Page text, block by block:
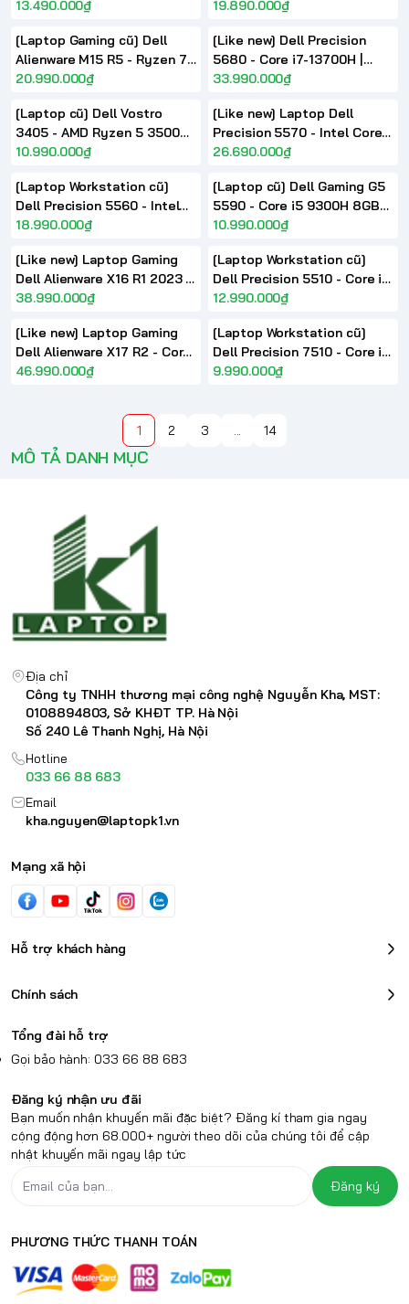
Iris Xe Graphics 13.3inch 2K
13.490.000₫
i7 12700H RTX3060 16 inch
19.890.000₫
[Laptop Gaming cũ] Dell
Alienware M15 R5 - Ryzen 7
5800H RTX3050Ti 15.6 inch
20.990.000₫
[Like new] Dell Precision
5680 - Core i7-13700H |
RAM 32GB | RTX A1000 6GB|
33.990.000₫
[Laptop cũ] Dell Vostro
3405 - AMD Ryzen 5 3500U
14 inch FHD IPS
10.990.000₫
[Like new] Laptop Dell
Precision 5570 - Intel Core
i7-12800H | RAM 32GB | RTX
26.690.000₫
[Laptop Workstation cũ]
Dell Precision 5560 - Intel
Core i7 i9 Xeon | Quadro
18.990.000₫
[Laptop cũ] Dell Gaming G5
5590 - Core i5 9300H 8GB
SSD 128GB + HDD 1TB
FHD
10.990.000₫
[Like new] Laptop Gaming
Dell Alienware X16 R1 2023 -
Core i7 13700H RTX 4070
38.990.000₫
[Laptop Workstation cũ]
Dell Precision 5510 - Core i7
6820HQ/ Xeon Nvidia
sRGB
12.990.000₫
[Like new] Laptop Gaming
Dell Alienware X17 R2 - Core
i9 12900H RTX 3080
46.990.000₫
[Laptop Workstation cũ]
Dell Precision 7510 - Core i7
6820HQ Quadro M1000M
9.990.000₫
1 2 3 ... 14
MÔ TẢ DANH MỤC
Địa chỉ
Công ty TNHH thương mại công nghệ Nguyễn Kha, MST:
0108894803, Sở KHĐT TP. Hà Nội
Số 240 Lê Thanh Nghị, Hà Nội
Hotline
033 66 88 683
Email
kha.nguyen@laptopk1.vn
Mạng xã hội
Hỗ trợ khách hàng
Chính sách
Tổng đài hỗ trợ
Gọi bảo hành: 033 66 88 683
Đăng ký nhận ưu đãi
Bạn muốn nhận khuyến mãi đặc biệt? Đăng kí tham gia ngay
cộng động hơn 68.000+ người theo dõi của chúng tôi để cập
nhật khuyến mãi ngay lập tức
Đăng ký
PHƯƠNG THỨC THANH TOÁN